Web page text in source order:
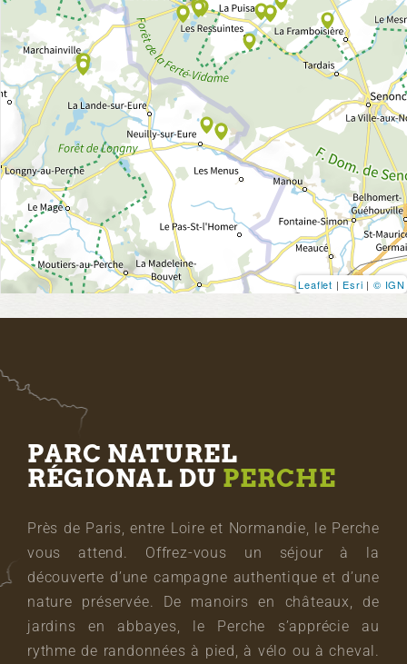
Leaflet | Esri | © IGN
PARC NATUREL
RÉGIONAL DU PERCHE
Près de Paris, entre Loire et Normandie, le Perche
vous attend. Offrez-vous un séjour à la
découverte d’une campagne authentique et d’une
nature préservée. De manoirs en châteaux, de
jardins en abbayes, le Perche s’apprécie au
rythme de randonnées à pied, à vélo ou à cheval.